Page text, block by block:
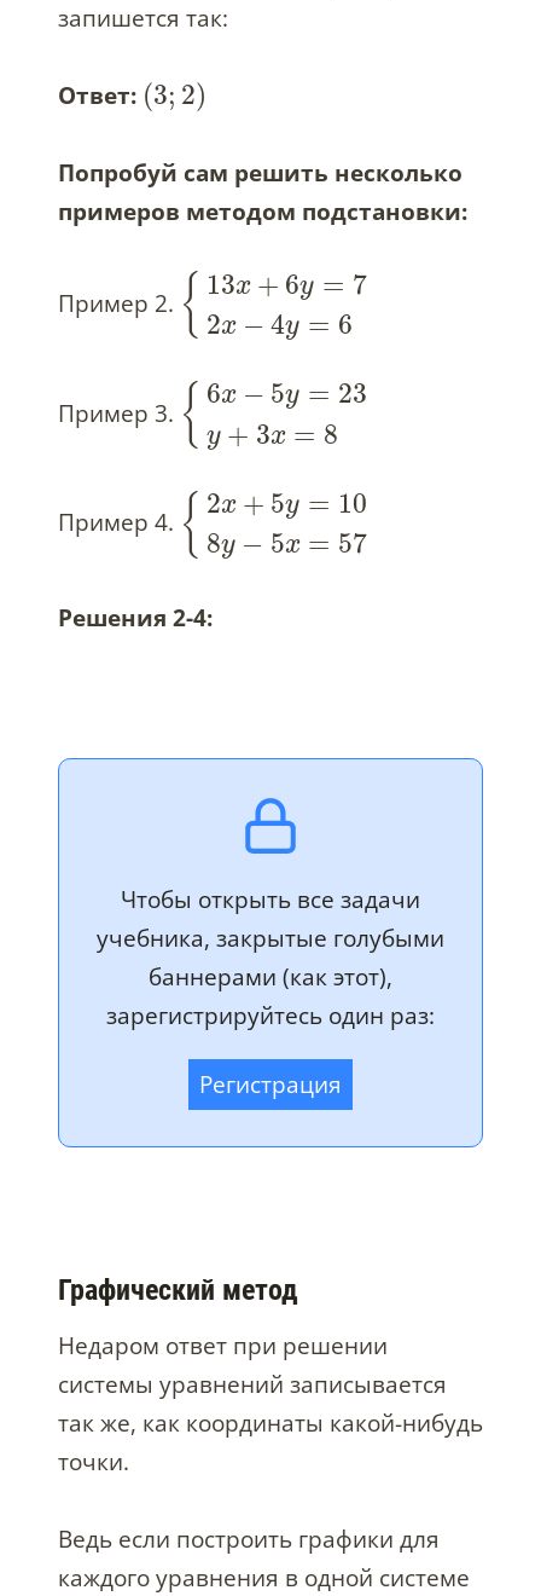
запишется так:
Ответ: (3; 2)
Попробуй сам решить несколько
примеров методом подстановки:
Пример 2. { 13x + 6y = 7
2x − 4y = 6
Пример 3. { 6x − 5y = 23
y + 3x = 8
Пример 4. { 2x + 5y = 10
8y − 5x = 57
Решения 2-4:
Чтобы открыть все задачи
учебника, закрытые голубыми
баннерами (как этот),
зарегистрируйтесь один раз:
Регистрация
Графический метод
Недаром ответ при решении
системы уравнений записывается
так же, как координаты какой-нибудь
точки.
Ведь если построить графики для
каждого уравнения в одной системе